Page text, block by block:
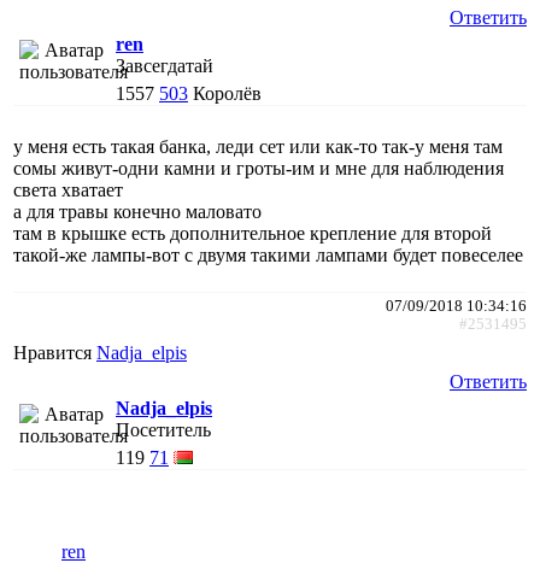
Ответить
ren
Завсегдатай
1557 503 Королёв
у меня есть такая банка, леди сет или как-то так-у меня там
сомы живут-одни камни и гроты-им и мне для наблюдения
света хватает
а для травы конечно маловато
там в крышке есть дополнительное крепление для второй
такой-же лампы-вот с двумя такими лампами будет повеселее
07/09/2018 10:34:16
#2531495
Нравится Nadja_elpis
Ответить
Nadja_elpis
Посетитель
119 71
ren